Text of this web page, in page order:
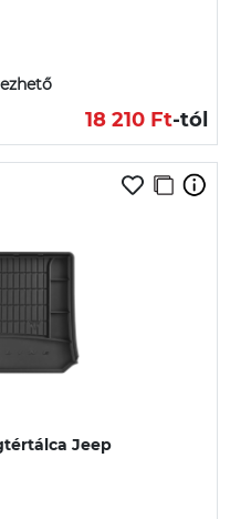
18 210 Ft-tól
Jeep